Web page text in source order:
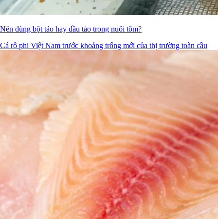
Nên dùng bột tảo hay dầu tảo trong nuôi tôm?
Cá rô phi Việt Nam trước khoảng trống mới của thị trường toàn cầu